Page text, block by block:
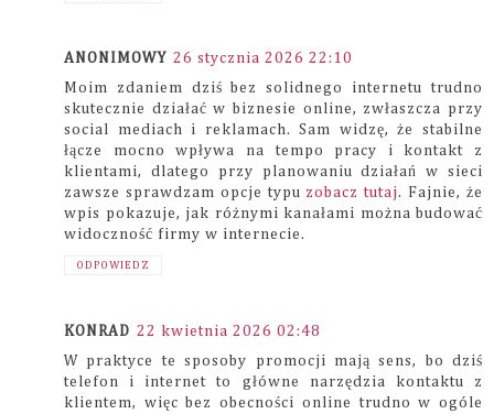
ANONIMOWY 26 stycznia 2026 22:10
Moim zdaniem dziś bez solidnego internetu trudno
skutecznie działać w biznesie online, zwłaszcza przy
social mediach i reklamach. Sam widzę, że stabilne
łącze mocno wpływa na tempo pracy i kontakt z
klientami, dlatego przy planowaniu działań w sieci
zawsze sprawdzam opcje typu zobacz tutaj. Fajnie, że
wpis pokazuje, jak różnymi kanałami można budować
widoczność firmy w internecie.
ODPOWIEDZ
KONRAD 22 kwietnia 2026 02:48
W praktyce te sposoby promocji mają sens, bo dziś
telefon i internet to główne narzędzia kontaktu z
klientem, więc bez obecności online trudno w ogóle